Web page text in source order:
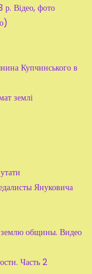
р. Відео, фото
Купчинського в
землі
Януковича
землю общины. Видео
Часть 2